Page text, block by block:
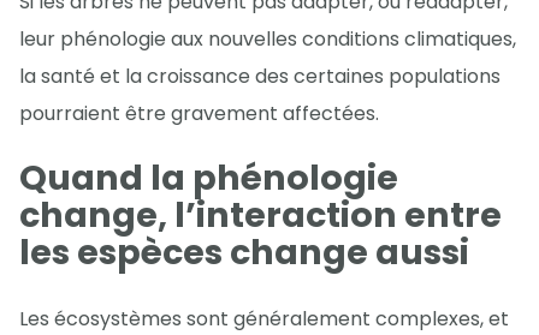
leur phénologie aux nouvelles conditions climatiques,
la santé et la croissance des certaines populations
pourraient être gravement affectées.
Quand la phénologie
change, l’interaction entre
les espèces change aussi
Les écosystèmes sont généralement complexes, et